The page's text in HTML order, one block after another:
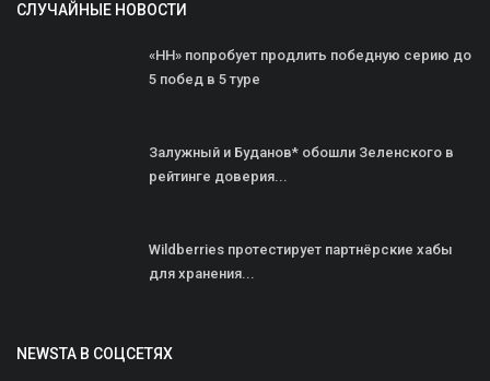
СЛУЧАЙНЫЕ НОВОСТИ
«НН» попробует продлить победную серию до
5 побед в 5 туре
Залужный и Буданов* обошли Зеленского в
рейтинге доверия...
Wildberries протестирует партнёрские хабы
для хранения...
NEWSTA В СОЦСЕТЯХ